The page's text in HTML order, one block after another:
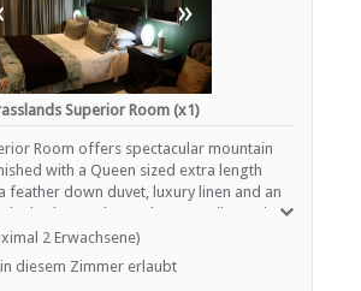
(täglich)
der Straße)
abgegrenzten Gebieten
drinnen
TRINKEN
»
Superior Room (x1)
Room offers spectacular mountain
with a Queen sized extra length
feather down duvet, luxury linen and an
The bathroom has a shower, toilet and
lounge suite, coffee station, bar fridge,
Fi and DStv hotel bouquet.
2 Erwachsene)
diesem Zimmer erlaubt